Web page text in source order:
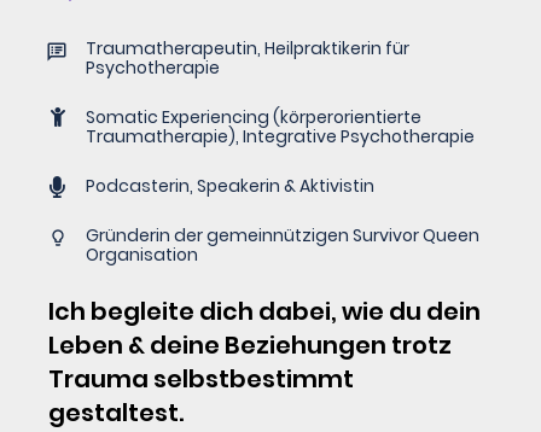
Traumatherapeutin, Heilpraktikerin für
Psychotherapie
Somatic Experiencing (körperorientierte
Traumatherapie), Integrative Psychotherapie
Podcasterin, Speakerin & Aktivistin
Gründerin der gemeinnützigen Survivor Queen
Organisation
Ich begleite dich dabei, wie du dein
Leben & deine Beziehungen trotz
Trauma selbstbestimmt
gestaltest.